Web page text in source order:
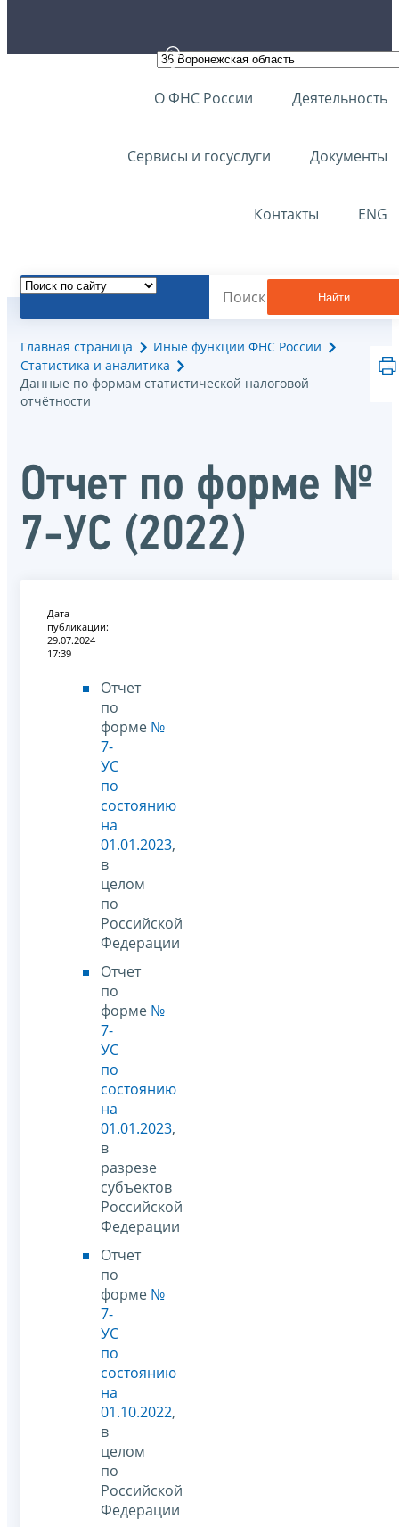
О ФНС России Деятельность
Сервисы и госуслуги Документы
Контакты ENG
Найти
Главная страница
Иные функции ФНС России
Статистика и аналитика
Данные по формам статистической налоговой
отчётности
Отчет по форме №
7-УС (2022)
Дата
публикации:
29.07.2024
17:39
Отчет
по
форме №
7-
УС
по
состоянию
на
01.01.2023,
в
целом
по
Российской
Федерации
Отчет
по
форме №
7-
УС
по
состоянию
на
01.01.2023,
в
разрезе
субъектов
Российской
Федерации
Отчет
по
форме №
7-
УС
по
состоянию
на
01.10.2022,
в
целом
по
Российской
Федерации